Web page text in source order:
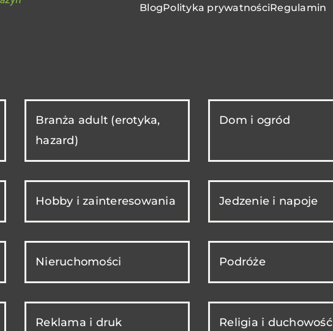
BlogPolityka prywatnościRegulamin
Branża adult (erotyka,
hazard)
Dom i ogród
Hobby i zainteresowania Jedzenie i napoje
Nieruchomości Podróże
Reklama i druk Religia i duchowość